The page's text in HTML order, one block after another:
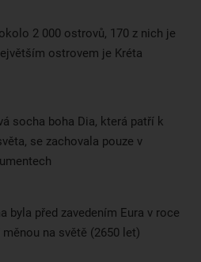
2 000 ostrovů, 170 z nich je
ostrovem je Kréta
socha boha Dia, která patří k
se zachovala pouze v
byla před zavedením Eura v roce
na světě (2650 let)